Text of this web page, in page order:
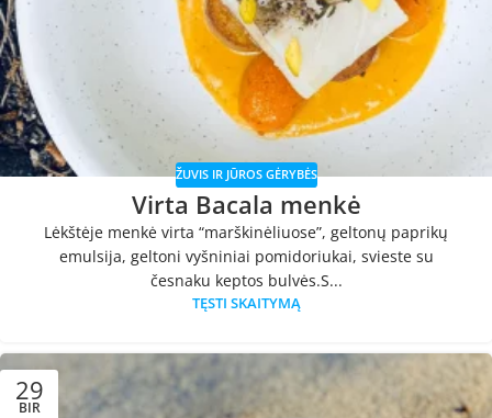
ŽUVIS IR JŪROS GĖRYBĖS
Virta Bacala menkė
Lėkštėje menkė virta “marškinėliuose”, geltonų paprikų
emulsija, geltoni vyšniniai pomidoriukai, svieste su
česnaku keptos bulvės.S...
TĘSTI SKAITYMĄ
29
BIR